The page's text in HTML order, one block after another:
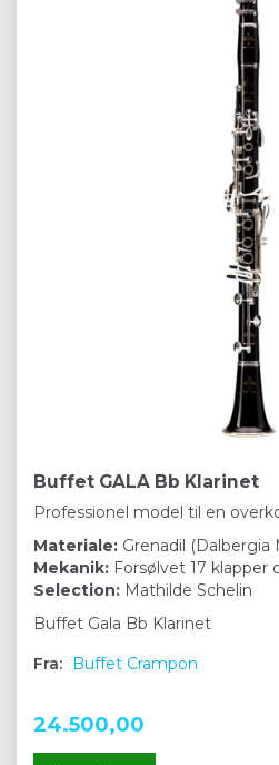
Buffet GALA Bb Klarinet
Professionel model til en
Materiale: Grenadil (Dalbergia
Mekanik: Forsølvet 17 klapper
Selection: Mathilde Schelin
Buffet Gala Bb Klarinet
Fra: Buffet Crampon
24.500,00